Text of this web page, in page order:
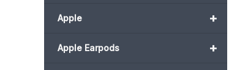
+
Apple
+
Apple Earpods